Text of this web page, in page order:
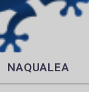
NAQUALEA